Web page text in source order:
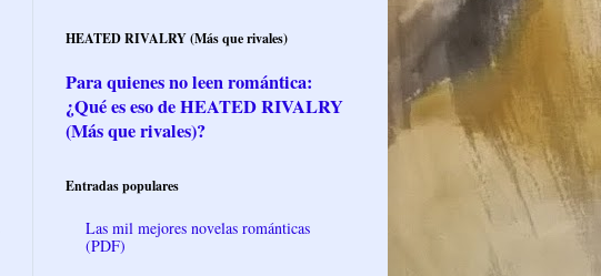
HEATED RIVALRY (Más que rivales)
Para quienes no leen romántica:
¿Qué es eso de HEATED RIVALRY
(Más que rivales)?
Entradas populares
Las mil mejores novelas románticas
(PDF)